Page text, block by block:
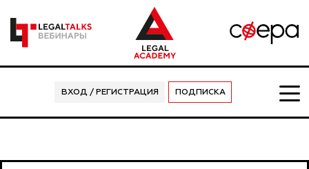
ВХОД / РЕГИСТРАЦИЯ ПОДПИСКА